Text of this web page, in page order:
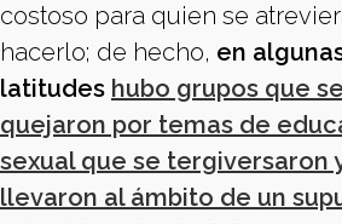
costoso para quien se
hacerlo; de hecho, en
latitudes hubo grupos que se
quejaron por temas de
sexual que se tergiversaron
llevaron al ámbito de un